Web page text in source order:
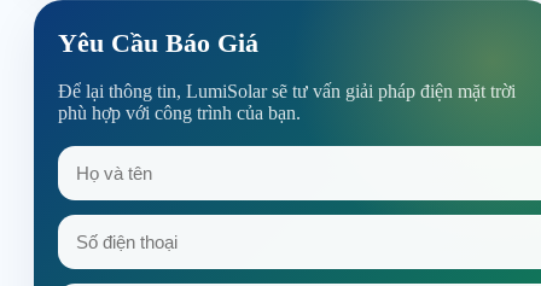
Yêu Cầu Báo Giá
Để lại thông tin, LumiSolar sẽ tư vấn giải pháp điện mặt trời
phù hợp với công trình của bạn.